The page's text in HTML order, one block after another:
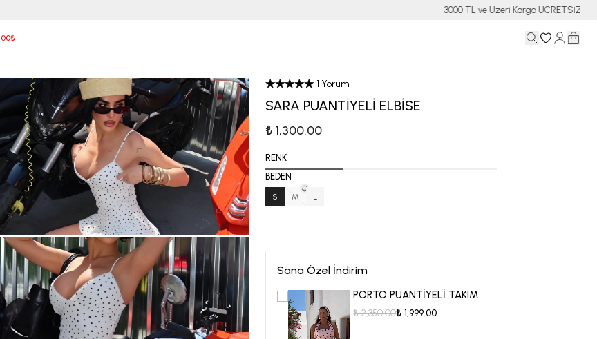
1 Yorum
SARA PUANTİYELİ ELBİSE
₺ 1,300.00
RENK
BEDEN
S M L
Sana Özel İndirim
PORTO PUANTİYELİ TAKIM
₺ 2,350.00₺ 1,999.00